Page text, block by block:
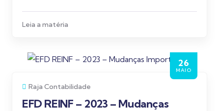
Leia a matéria
26
MAIO
Raja Contabilidade
EFD REINF – 2023 – Mudanças